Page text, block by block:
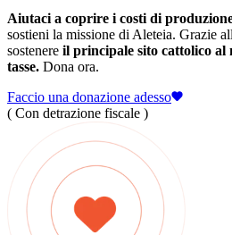
Aiutaci a coprire i costi di
sostieni la missione di Aleteia. Grazie
sostenere il principale sito cattolico al
tasse. Dona ora.
Faccio una donazione adesso
( Con detrazione fiscale )